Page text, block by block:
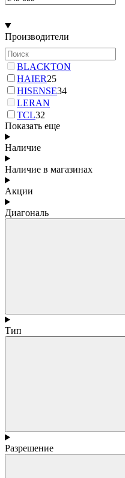
Производители
BLACKTON
HAIER25
HISENSE34
LERAN
TCL32
Показать еще
Наличие
Наличие в магазинах
Акции
Диагональ
Тип
Разрешение